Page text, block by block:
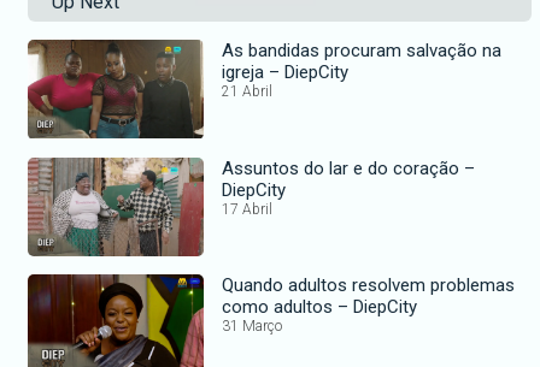
As bandidas procuram salvação na
igreja – DiepCity
21 Abril
Assuntos do lar e do coração –
DiepCity
17 Abril
Quando adultos resolvem problemas
como adultos – DiepCity
31 Março